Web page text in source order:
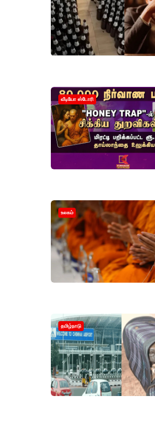
வீடியோ ஸ்டோரி
உலகம்
தமிழ்நாடு